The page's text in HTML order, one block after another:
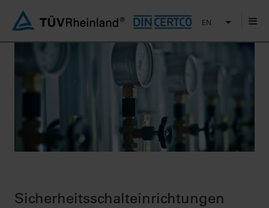
EN
Sicherheitsschalteinrichtungen